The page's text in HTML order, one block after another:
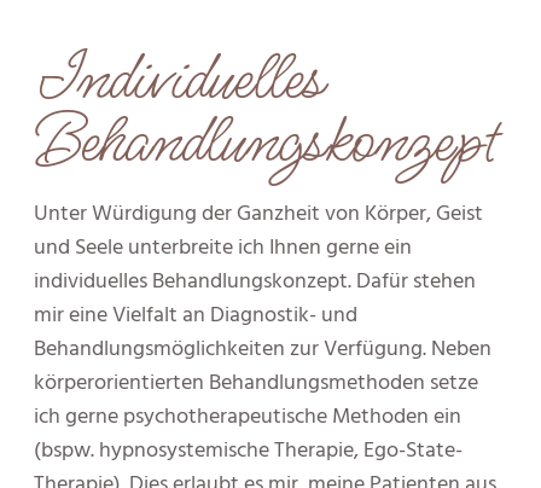
Individuelles
Behandlungskonzept
Unter Würdigung der Ganzheit von Körper, Geist
und Seele unterbreite ich Ihnen gerne ein
individuelles Behandlungskonzept. Dafür stehen
mir eine Vielfalt an Diagnostik- und
Behandlungsmöglichkeiten zur Verfügung. Neben
körperorientierten Behandlungsmethoden setze
ich gerne psychotherapeutische Methoden ein
(bspw. hypnosystemische Therapie, Ego-State-